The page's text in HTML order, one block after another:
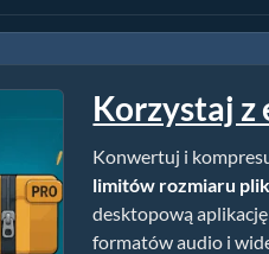
Korzystaj z
Konwertuj i
limitów rozmiaru
desktopową
formatów audio i